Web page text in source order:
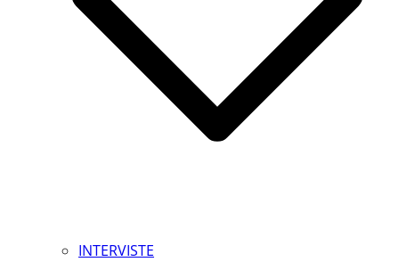
INTERVISTE